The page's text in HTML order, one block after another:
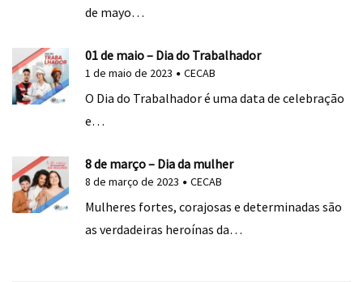
de mayo…
01 de maio – Dia do Trabalhador
1 de maio de 2023 CECAB
O Dia do Trabalhador é uma data de celebração
e…
8 de março – Dia da mulher
8 de março de 2023 CECAB
Mulheres fortes, corajosas e determinadas são
as verdadeiras heroínas da…